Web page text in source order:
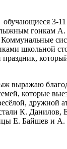
3-11
гонкам А.
школьной
выражаю
которые
дружной
К.
Е. Байшев и